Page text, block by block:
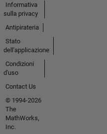
Informativa
sulla privacy
Antipirateria
Stato
dell'applicazione
Condizioni
d'uso
Contact Us
© 1994-2026
The
MathWorks,
Inc.